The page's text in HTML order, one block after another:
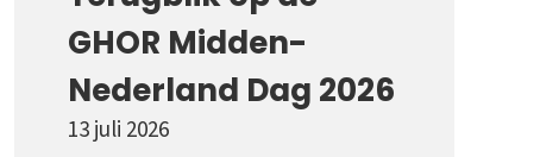
GHOR Midden-
Nederland Dag 2026
13 juli 2026